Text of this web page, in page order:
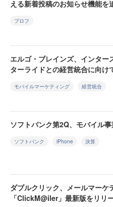
える新着投稿のお知らせ機能を
プロフ
エルゴ・ブレインズ、インター
ターライドとの経営統合に向け
モバイルマーケティング 経営統合
ソフトバンク第2Q、モバイル
ソフトバンク iPhone 決算
ダブルクリック、メールマーケ
「ClickM@iler」最新版をリリ